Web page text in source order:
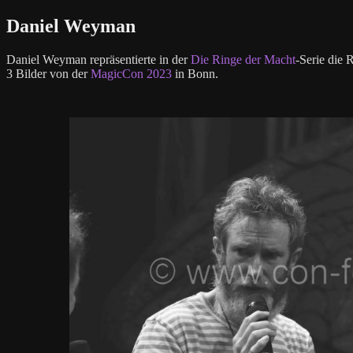
Daniel Weyman
Daniel Weyman repräsentierte in derDie Ringe der Macht-Serie die
3 Bilder von derMagicCon 2023 in Bonn.